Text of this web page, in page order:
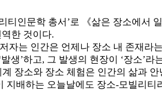
인문학 총서’로 《삶은 장소에서
역한 것이다.
자는 인간은 언제나 장소 내 존재라
생’하고, 그 발생의 현장이 ‘장소’라
장소와 장소 체험은 인간의 삶과
배하는 오늘날에도 장소-모빌리티